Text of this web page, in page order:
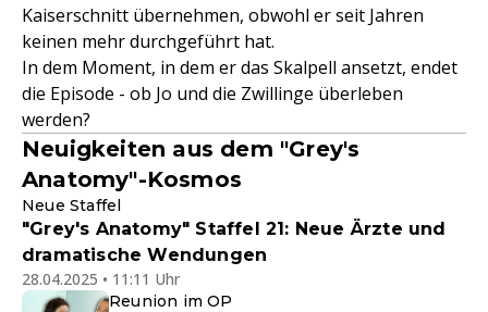
Kaiserschnitt übernehmen, obwohl er seit Jahren
keinen mehr durchgeführt hat.
In dem Moment, in dem er das Skalpell ansetzt, endet
die Episode - ob Jo und die Zwillinge überleben
werden?
Neuigkeiten aus dem "Grey's
Anatomy"-Kosmos
Neue Staffel
"Grey's Anatomy" Staffel 21: Neue Ärzte und
dramatische Wendungen
28.04.2025 • 11:11 Uhr
Reunion im OP